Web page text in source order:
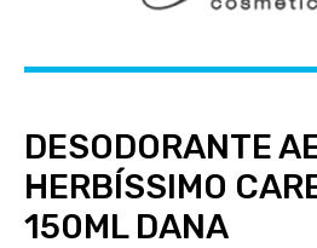
DESODORANTE
HERBÍSSIMO
150ML DANA